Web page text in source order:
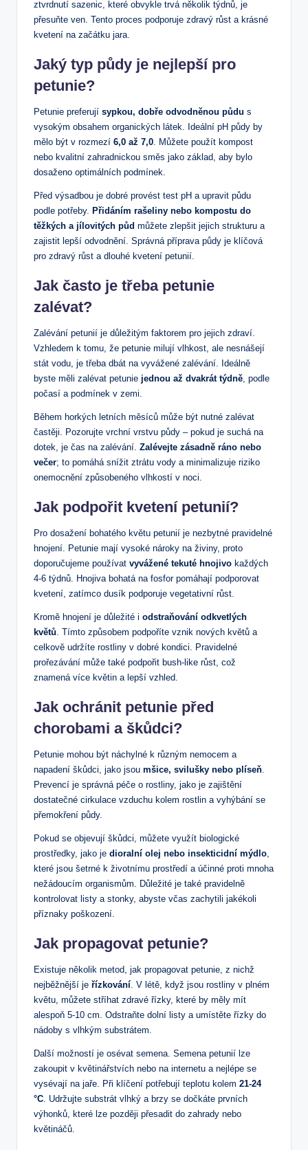
ztvrdnutí sazenic, které obvykle trvá několik týdnů, je
přesuňte ven. Tento proces podporuje zdravý růst a krásné
kvetení na začátku jara.
Jaký typ půdy je nejlepší pro
petunie?
Petunie preferují sypkou, dobře odvodněnou půdu s
vysokým obsahem organických látek. Ideální pH půdy by
mělo být v rozmezí 6,0 až 7,0. Můžete použít kompost
nebo kvalitní zahradnickou směs jako základ, aby bylo
dosaženo optimálních podmínek.
Před výsadbou je dobré provést test pH a upravit půdu
podle potřeby. Přidáním rašeliny nebo kompostu do
těžkých a jílovitých půd můžete zlepšit jejich strukturu a
zajistit lepší odvodnění. Správná příprava půdy je klíčová
pro zdravý růst a dlouhé kvetení petunií.
Jak často je třeba petunie
zalévat?
Zalévání petunií je důležitým faktorem pro jejich zdraví.
Vzhledem k tomu, že petunie milují vlhkost, ale nesnášejí
stát vodu, je třeba dbát na vyvážené zalévání. Ideálně
byste měli zalévat petunie jednou až dvakrát týdně, podle
počasí a podmínek v zemi.
Během horkých letních měsíců může být nutné zalévat
častěji. Pozorujte vrchní vrstvu půdy – pokud je suchá na
dotek, je čas na zalévání. Zalévejte zásadně ráno nebo
večer; to pomáhá snížit ztrátu vody a minimalizuje riziko
onemocnění způsobeného vlhkostí v noci.
Jak podpořit kvetení petunií?
Pro dosažení bohatého květu petunií je nezbytné pravidelné
hnojení. Petunie mají vysoké nároky na živiny, proto
doporučujeme používat vyvážené tekuté hnojivo každých
4-6 týdnů. Hnojiva bohatá na fosfor pomáhají podporovat
kvetení, zatímco dusík podporuje vegetativní růst.
Kromě hnojení je důležité i odstraňování odkvetlých
květů. Tímto způsobem podpoříte vznik nových květů a
celkově udržíte rostliny v dobré kondici. Pravidelné
prořezávání může také podpořit bush-like růst, což
znamená více květin a lepší vzhled.
Jak ochránit petunie před
chorobami a škůdci?
Petunie mohou být náchylné k různým nemocem a
napadení škůdci, jako jsou mšice, svilušky nebo plíseň.
Prevencí je správná péče o rostliny, jako je zajištění
dostatečné cirkulace vzduchu kolem rostlin a vyhýbání se
přemokření půdy.
Pokud se objevují škůdci, můžete využít biologické
prostředky, jako je dioralní olej nebo insekticidní mýdlo,
které jsou šetrné k životnímu prostředí a účinné proti mnoha
nežádoucím organismům. Důležité je také pravidelně
kontrolovat listy a stonky, abyste včas zachytili jakékoli
příznaky poškození.
Jak propagovat petunie?
Existuje několik metod, jak propagovat petunie, z nichž
nejběžnější je řízkování. V létě, když jsou rostliny v plném
květu, můžete stříhat zdravé řízky, které by měly mít
alespoň 5-10 cm. Odstraňte dolní listy a umístěte řízky do
nádoby s vlhkým substrátem.
Další možností je osévat semena. Semena petunií lze
zakoupit v květinářstvích nebo na internetu a nejlépe se
vysévají na jaře. Při klíčení potřebují teplotu kolem 21-24
°C. Udržujte substrát vlhký a brzy se dočkáte prvních
výhonků, které lze později přesadit do zahrady nebo
květináčů.